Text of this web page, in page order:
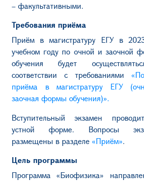
– факультативными.
Требования приёма
Приём в магистратуру ЕГУ в
учебном году по очной и заочной
обучения будет
соответствии с требованиями
приёма в магистратуру ЕГУ
заочная формы обучения)».
Вступительный экзамен
устной форме. Вопросы
размещены в разделе «Приём».
Цель программы
Программа «Биофизика»